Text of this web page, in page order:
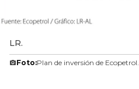
LR.
Foto:Plan de inversión de Ecopetrol.